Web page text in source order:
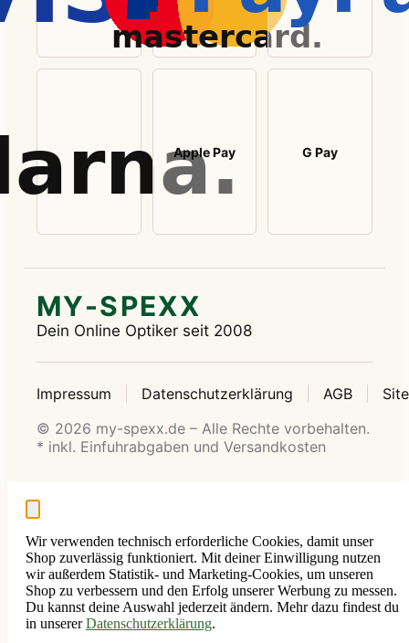
Apple Pay G Pay
MY-SPEXX
Dein Online Optiker seit 2008
Impressum Datenschutzerklärung AGB
© 2026 my-spexx.de – Alle Rechte vorbehalten.
* inkl. Einfuhrabgaben und Versandkosten
Wir verwenden technisch erforderliche Cookies, damit unser
Shop zuverlässig funktioniert. Mit deiner Einwilligung nutzen
wir außerdem Statistik- und Marketing-Cookies, um unseren
Shop zu verbessern und den Erfolg unserer Werbung zu messen.
Du kannst deine Auswahl jederzeit ändern. Mehr dazu findest du
in unsererDatenschutzerklärung.